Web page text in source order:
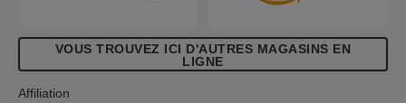
VOUS TROUVEZ ICI D'AUTRES MAGASINS EN
LIGNE
Affiliation